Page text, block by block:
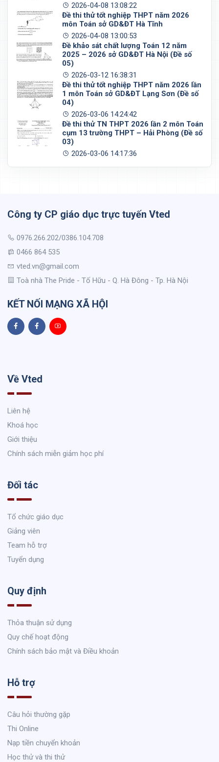
2026-04-08 13:08:22
Đề thi thử tốt nghiệp THPT năm 2026
môn Toán sở GD&ĐT Hà Tĩnh
2026-04-08 13:00:53
Đề khảo sát chất lượng Toán 12 năm
2025 – 2026 sở GD&ĐT Hà Nội (Đề số
05)
2026-03-12 16:38:31
Đề thi thử tốt nghiệp THPT năm 2026 lần
1 môn Toán sở GD&ĐT Lạng Sơn (Đề số
04)
2026-03-06 14:24:42
Đề thi thử TN THPT 2026 lần 2 môn Toán
cụm 13 trường THPT – Hải Phòng (Đề số
03)
2026-03-06 14:17:36
Công ty CP giáo dục trực tuyến Vted
0976.266.202/0386.104.708
0466 864 535
vted.vn@gmail.com
Toà nhà The Pride - Tố Hữu - Q. Hà Đông - Tp. Hà Nội
KẾT NỐI MẠNG XÃ HỘI
Về Vted
Liên hệ
Khoá học
Giới thiệu
Chính sách miễn giảm học phí
Đối tác
Tổ chức giáo dục
Giảng viên
Team hỗ trợ
Tuyển dụng
Quy định
Thỏa thuận sử dụng
Quy chế hoạt động
Chính sách bảo mật và Điều khoản
Hỗ trợ
Câu hỏi thường gặp
Thi Online
Nạp tiền chuyển khoản
Học thử và thi thử